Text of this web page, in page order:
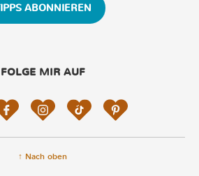
ABONNIEREN
FOLGE MIR AUF
↑ Nach oben